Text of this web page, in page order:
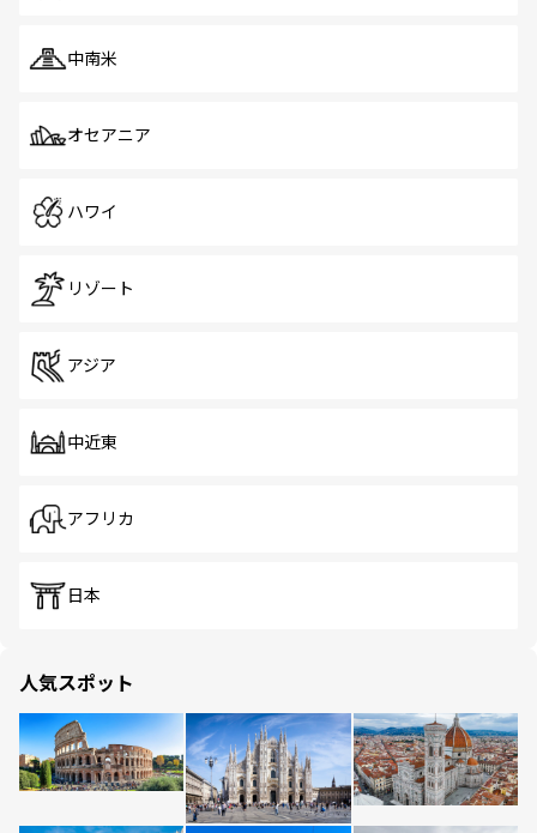
中南米
オセアニア
ハワイ
リゾート
アジア
中近東
アフリカ
日本
人気スポット